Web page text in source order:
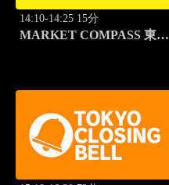
14:10-14:25 15分
MARKET COMPASS 東証